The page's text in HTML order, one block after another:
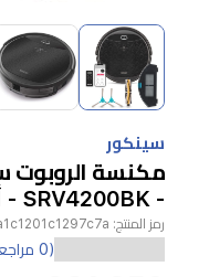
Item
of
3
1
3
سينكور
- SRV4200BK - أسود
رمز المنتج:
(0 مراجعات)